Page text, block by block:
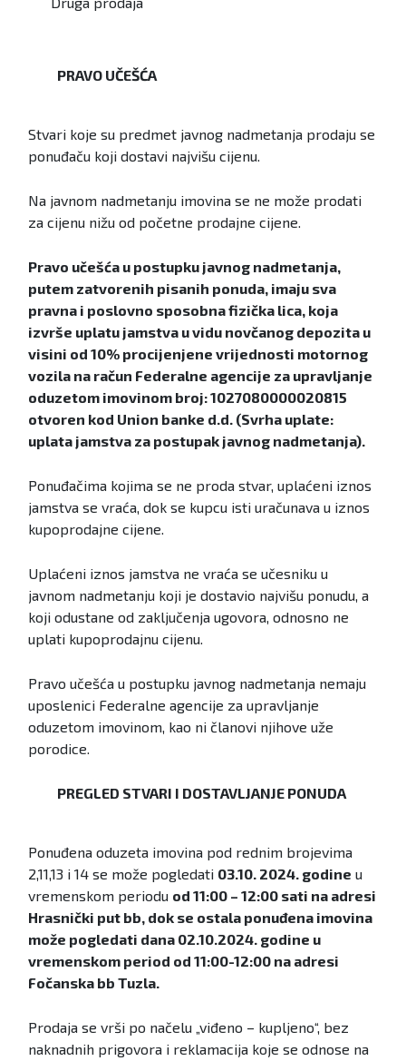
PRAVO UČEŠĆA
Stvari koje su predmet javnog nadmetanja prodaju se
ponuđaču koji dostavi najvišu cijenu.
Na javnom nadmetanju imovina se ne može prodati
za cijenu nižu od početne prodajne cijene.
Pravo učešća u postupku javnog nadmetanja,
putem zatvorenih pisanih ponuda, imaju sva
pravna i poslovno sposobna fizička lica, koja
izvrše uplatu jamstva u vidu novčanog depozita u
visini od 10% procijenjene vrijednosti motornog
vozila na račun Federalne agencije za upravljanje
oduzetom imovinom broj: 1027080000020815
otvoren kod Union banke d.d. (Svrha uplate:
uplata jamstva za postupak javnog nadmetanja).
Ponuđačima kojima se ne proda stvar, uplaćeni iznos
jamstva se vraća, dok se kupcu isti uračunava u iznos
kupoprodajne cijene.
Uplaćeni iznos jamstva ne vraća se učesniku u
javnom nadmetanju koji je dostavio najvišu ponudu, a
koji odustane od zaključenja ugovora, odnosno ne
uplati kupoprodajnu cijenu.
Pravo učešća u postupku javnog nadmetanja nemaju
uposlenici Federalne agencije za upravljanje
oduzetom imovinom, kao ni članovi njihove uže
porodice.
PREGLED STVARI I DOSTAVLJANJE PONUDA
Ponuđena oduzeta imovina pod rednim brojevima
2,11,13 i 14 se može pogledati 03.10. 2024. godine u
vremenskom periodu od 11:00 – 12:00 sati na adresi
Hrasnički put bb, dok se ostala ponuđena imovina
može pogledati dana 02.10.2024. godine u
vremenskom period od 11:00-12:00 na adresi
Fočanska bb Tuzla.
Prodaja se vrši po načelu „viđeno – kupljeno“, bez
naknadnih prigovora i reklamacija koje se odnose na